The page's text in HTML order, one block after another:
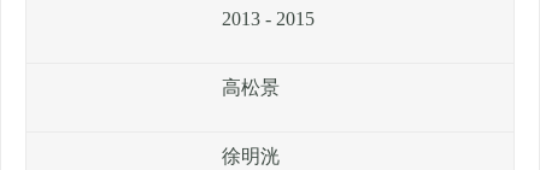
2013 - 2015
高松景
徐明洸